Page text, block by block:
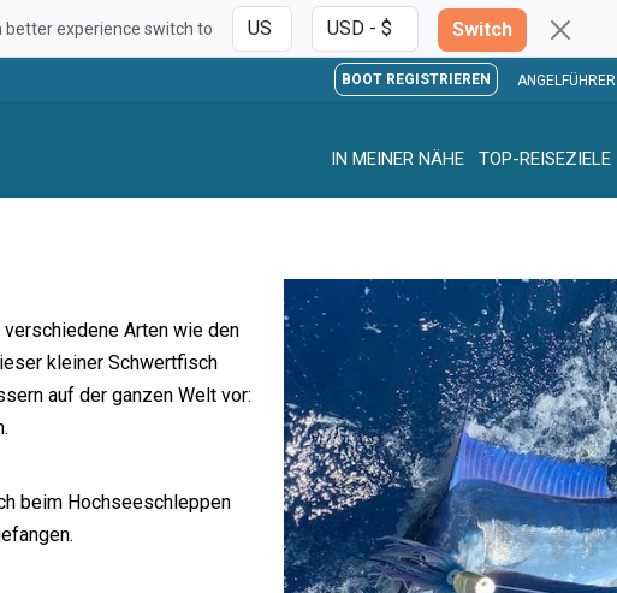
better experience switch to Switch
BOOT REGISTRIEREN ANGELFÜHRER
IN MEINER NÄHE TOP-REISEZIELE
Arten wie den
kleiner Schwertfisch
auf der ganzen Welt vor:
beim Hochseeschleppen